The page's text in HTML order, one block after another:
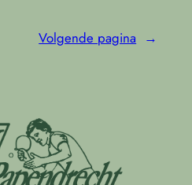
Volgende pagina →